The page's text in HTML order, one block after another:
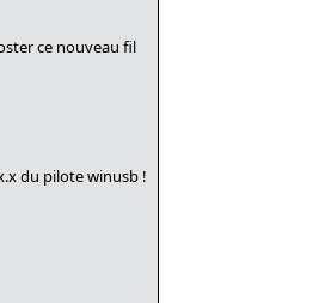
ce nouveau fil
du pilote winusb !